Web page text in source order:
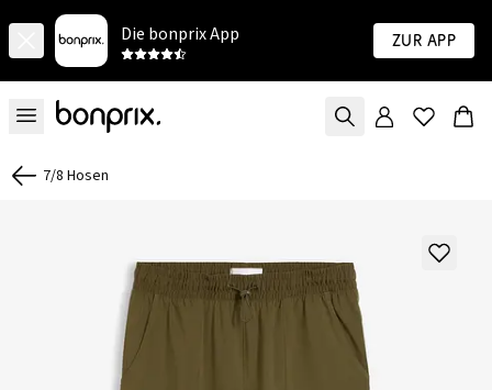
Die bonprix App Zur App
7/8 Hosen